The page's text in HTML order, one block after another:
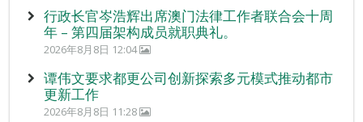
行政长官岑浩辉出席澳门法律工作者联合会十周
年 – 第四届架构成员就职典礼。
2026年8月8日 12:04
谭伟文要求都更公司创新探索多元模式推动都市
更新工作
2026年8月8日 11:28